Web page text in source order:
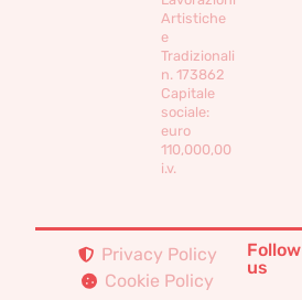
Artistiche
e
Tradizionali
n. 173862
Capitale
sociale:
euro
110,000,00
i.v.
Privacy Policy
Cookie Policy
Follow
us